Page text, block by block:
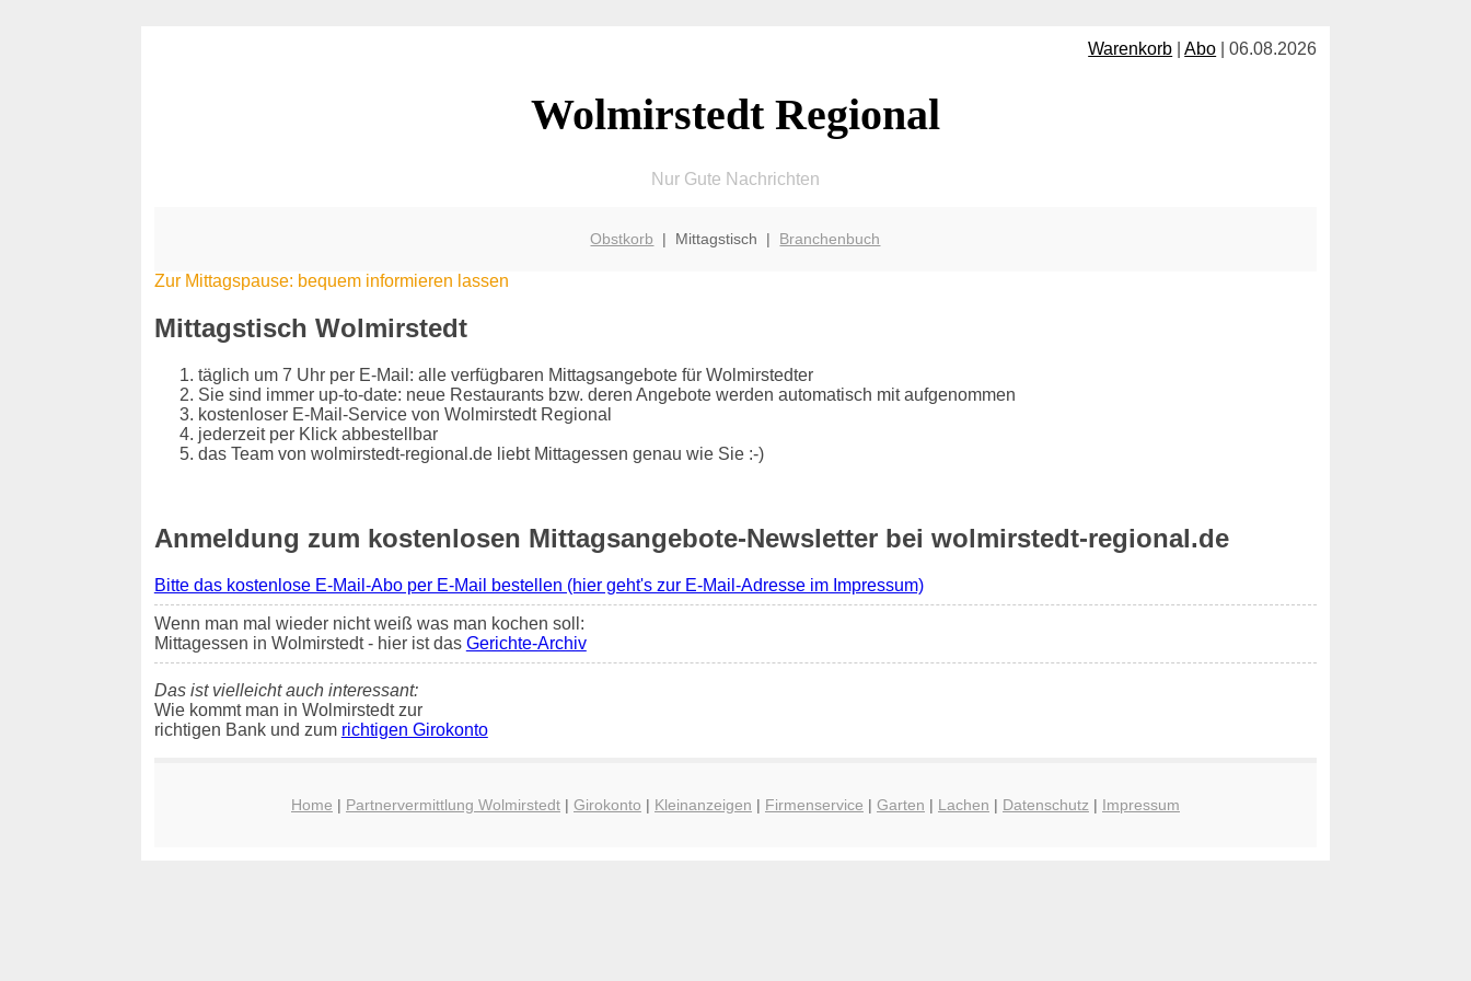
Warenkorb |Abo | 06.08.2026
Wolmirstedt Regional
Nur Gute Nachrichten
Obstkorb | Mittagstisch | Branchenbuch
Zur Mittagspause: bequem informieren lassen
Mittagstisch Wolmirstedt
täglich um 7 Uhr per E-Mail: alle verfügbaren Mittagsangebote für Wolmirstedter
Sie sind immer up-to-date: neue Restaurants bzw. deren Angebote werden automatisch mit aufgenommen
kostenloser E-Mail-Service von Wolmirstedt Regional
jederzeit per Klick abbestellbar
das Team von wolmirstedt-regional.de liebt Mittagessen genau wie Sie :-)
Anmeldung zum kostenlosen Mittagsangebote-Newsletter bei wolmirstedt-regional.de
Bitte das kostenlose E-Mail-Abo per E-Mail bestellen (hier geht's zur E-Mail-Adresse im Impressum)
Wenn man mal wieder nicht weiß was man kochen soll:
Mittagessen in Wolmirstedt - hier ist das Gerichte-Archiv
Das ist vielleicht auch interessant:
Wie kommt man in Wolmirstedt zur
richtigen Bank und zum richtigen Girokonto
Home | Partnervermittlung Wolmirstedt| Girokonto | Kleinanzeigen | Firmenservice | Garten | Lachen | Datenschutz| Impressum